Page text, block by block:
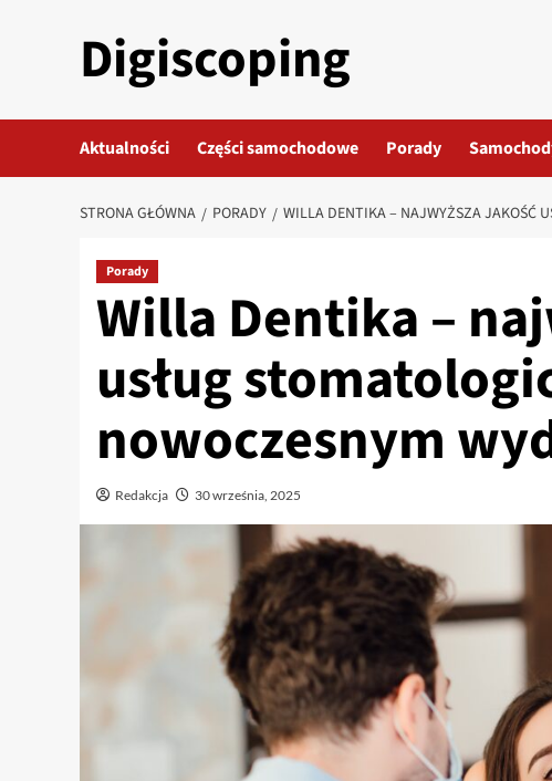
Digiscoping
Aktualności Części samochodowe Porady
STRONA GŁÓWNA PORADY WILLA DENTIKA – NAJWYŻSZA JAKOŚĆ
Porady
Willa Dentika –
usług
nowoczesnym
Redakcja 30 września, 2025